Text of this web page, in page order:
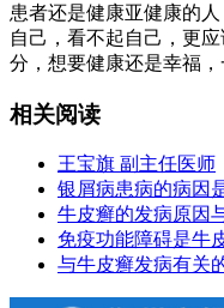
患者还是健康亚健康的
自己，看不起自己，更
分，想要健康还是幸福，
相关阅读
王宝旗 副主任医师
银屑病患病的病因
牛皮癣的发病原因
免疫功能障碍是牛
与牛皮癣发病有关